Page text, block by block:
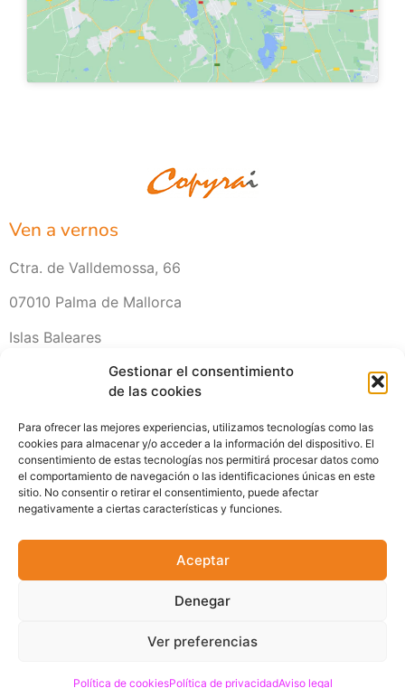
Gestionar el consentimiento
de las cookies
Para ofrecer las mejores experiencias, utilizamos tecnologías como las
cookies para almacenar y/o acceder a la información del dispositivo. El
consentimiento de estas tecnologías nos permitirá procesar datos como
el comportamiento de navegación o las identificaciones únicas en este
sitio. No consentir o retirar el consentimiento, puede afectar
negativamente a ciertas características y funciones.
Aceptar
Denegar
Ver preferencias
Política de cookiesPolítica de privacidadAviso legal
Ven a vernos
Ctra. de Valldemossa, 66
07010 Palma de Mallorca
Islas Baleares
Horario
Lunes a Viernes de 8:00 a 16:00
Sábados Cerrado (Horario Verano)
Escríbenos
planos@copyrai.com